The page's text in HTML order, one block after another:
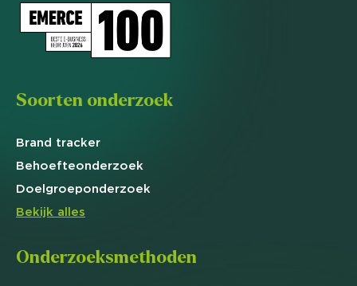
Soorten onderzoek
Brand tracker
Behoefteonderzoek
Doelgroeponderzoek
Bekijk alles
Onderzoeksmethoden